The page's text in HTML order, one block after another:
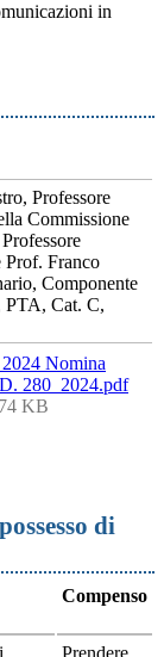
in
Professore
Commissione
Prof. Franco
Componente
Cat. C,
Nomina
280_2024.pdf
KB
di
Compenso
Prendere